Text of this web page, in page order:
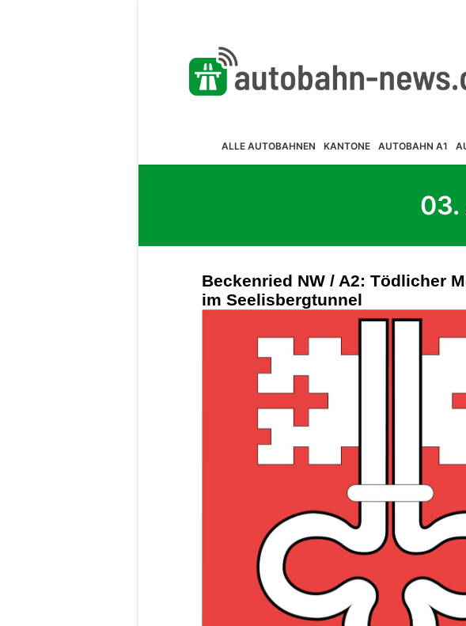
ALLE AUTOBAHNEN KANTONE AUTOBAHN A1
03.
Beckenried NW / A2: Tödlicher
im Seelisbergtunnel